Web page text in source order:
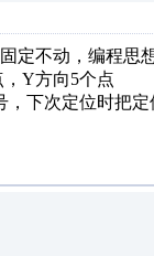
定不动，编程思
，Y方向5个点
下次定位时把